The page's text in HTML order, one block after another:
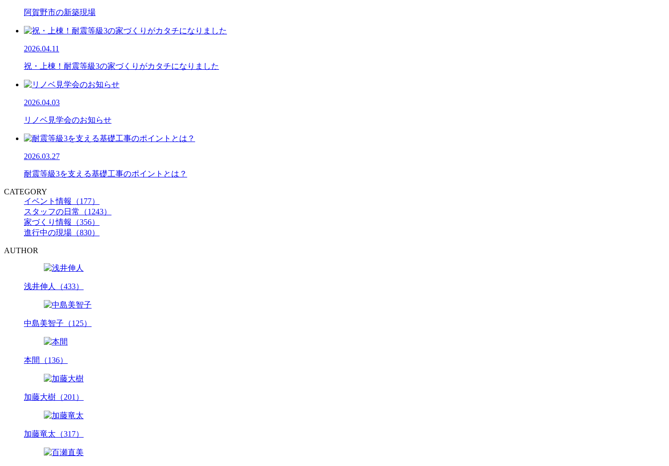
阿賀野市の新築現場
2026.04.11
祝・上棟！耐震等級3の家づくりがカタチになりました
2026.04.03
リノベ見学会のお知らせ
2026.03.27
耐震等級3を支える基礎工事のポイントとは？
CATEGORY
イベント情報（177）
スタッフの日常（1243）
家づくり情報（356）
進行中の現場（830）
AUTHOR
浅井伸人（433）
中島美智子（125）
本間（136）
加藤大樹（201）
加藤竜太（317）